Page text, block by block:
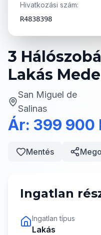
3
Lakás
San Miguel de
Salinas
Ár: 399 900
Mentés
Ingatlan
Ingatlan típus
Lakás
Hivatkozási szám:
R4838398